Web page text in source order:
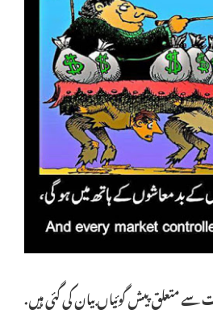
سے متعلق پیش گوئیاں بیان کی گئی ہیں.